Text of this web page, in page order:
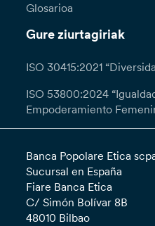
Glosarioa
Gure ziurtagiriak
ISO 30415:2021
ISO 53800:2024
Empoderamiento
Banca Popolare Etica
Sucursal en España
Fiare Banca Etica
C/ Simón Bolívar 8B
48010 Bilbao